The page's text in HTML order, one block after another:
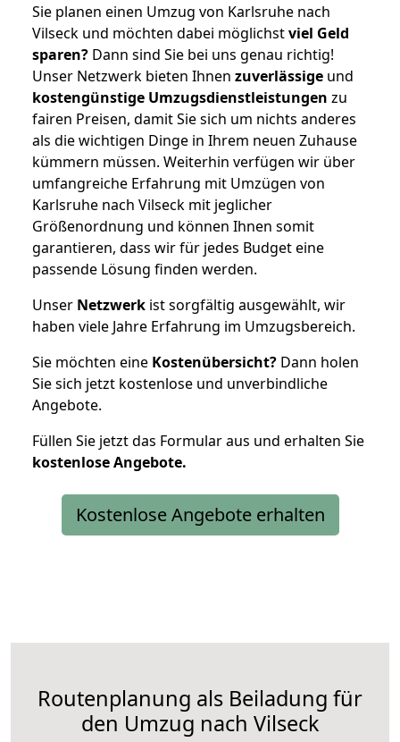
Sie planen einen Umzug von Karlsruhe nach
Vilseck und möchten dabei möglichstviel Geld
sparen? Dann sind Sie bei uns genau richtig!
Unser Netzwerk bieten Ihnen zuverlässige und
kostengünstige Umzugsdienstleistungen zu
fairen Preisen, damit Sie sich um nichts anderes
als die wichtigen Dinge in Ihrem neuen Zuhause
kümmern müssen. Weiterhin verfügen wir über
umfangreiche Erfahrung mit Umzügen von
Karlsruhe nach Vilseck mit jeglicher
Größenordnung und können Ihnen somit
garantieren, dass wir für jedes Budget eine
passende Lösung finden werden.
Unser Netzwerk ist sorgfältig ausgewählt, wir
haben viele Jahre Erfahrung im Umzugsbereich.
Sie möchten eine Kostenübersicht? Dann holen
Sie sich jetzt kostenlose und unverbindliche
Angebote.
Füllen Sie jetzt das Formular aus und erhalten Sie
kostenloseAngebote.
Kostenlose Angebote erhalten
Routenplanung als Beiladung für
den Umzug nach Vilseck